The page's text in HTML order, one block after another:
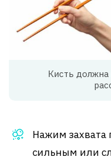
Кисть должна
Нажим захвата
сильным или